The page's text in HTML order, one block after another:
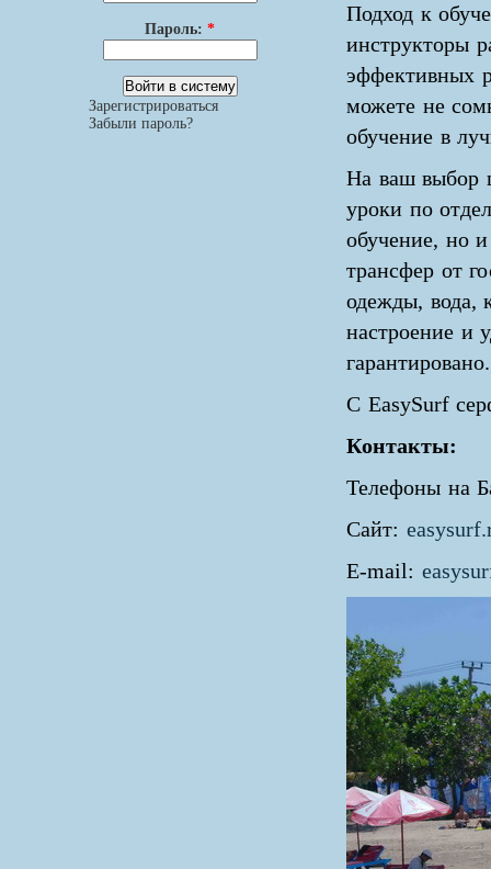
Пароль:*
Зарегистрироваться
Забыли пароль?
Подход к
инструкторы
эффективных
можете не
обучение в
На ваш выбор
уроки по
обучение, но
трансфер от
одежды, вода,
настроение и
гарантировано.
С EasySurf
Контакты:
Телефоны на
Сайт:
E-mail: